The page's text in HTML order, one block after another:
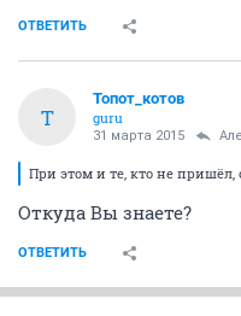
ОТВЕТИТЬ
Т
Топот_котов
guru
31 марта 2015
При этом и те, кто не
Откуда Вы знаете?
ОТВЕТИТЬ